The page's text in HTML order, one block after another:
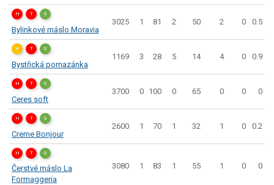
H T S
Bylinkové máslo Moravia
3025 1 81 2 50 2 0 0.5
H T S
Bystřická pomazánka
1169 3 28 5 14 4 0 0.9
H T S
Ceres soft
3700 0 100 0 65 0 0 0
H T S
Creme Bonjour
2600 1 70 1 32 1 0 0.2
H T S
Čerstvé máslo La
Formaggeria
3080 1 83 1 55 1 0 0